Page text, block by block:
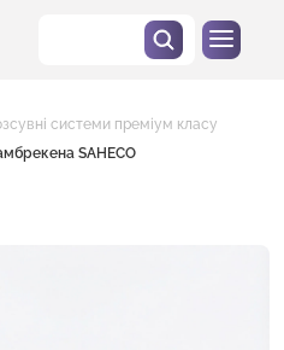
системи преміум класу
SAHECO